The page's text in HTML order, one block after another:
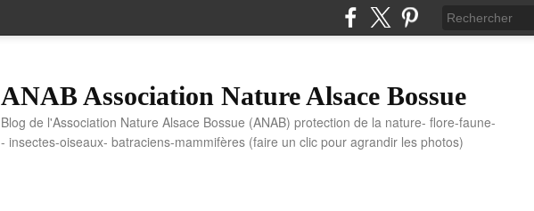
ANAB Association Nature Alsace Bossue
Blog de l'Association Nature Alsace Bossue (ANAB) protection de la nature- flore-faune-
- insectes-oiseaux- batraciens-mammifères (faire un clic pour agrandir les photos)